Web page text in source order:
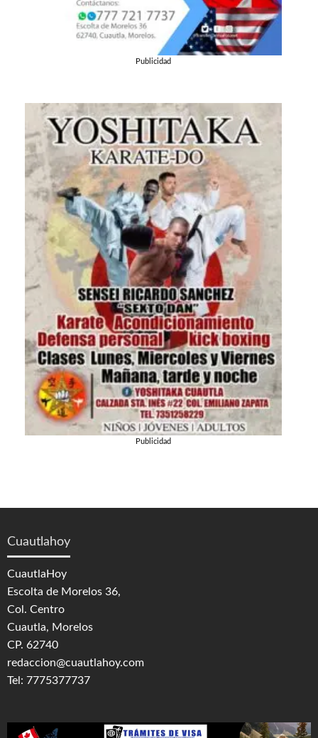
Publicidad
Publicidad
Cuautlahoy
CuautlaHoy
Escolta de Morelos 36,
Col. Centro
Cuautla, Morelos
CP. 62740
redaccion@cuautlahoy.com
Tel: 7775377737